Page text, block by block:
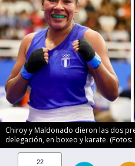
Chiroy y Maldonado dieron las dos
delegación, en boxeo y karate. (Fotos:
22